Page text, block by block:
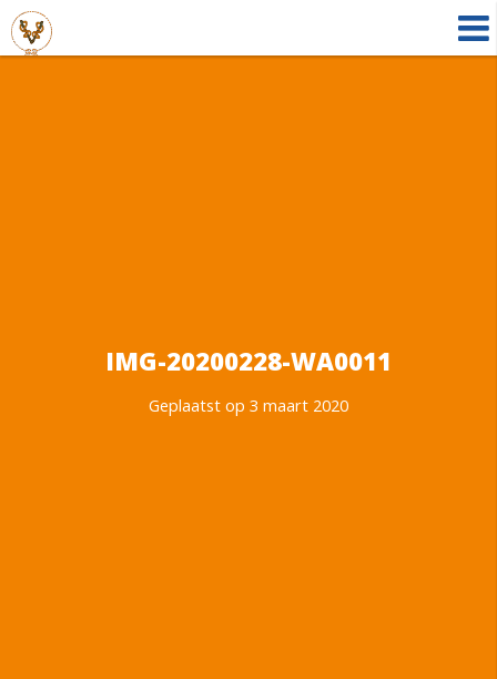
IMG-20200228-WA0011
Geplaatst op 3 maart 2020